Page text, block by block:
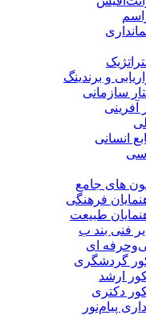
و برندینگ
سازمانی
آفرینی
انسانی
های جامع
فرهنگی
طبیعت
فنی بند ب
ای
گردشگری
ارشد
دکتری
پیام‌نور